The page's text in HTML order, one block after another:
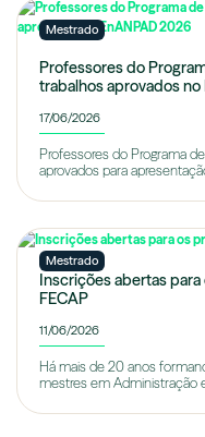
Mestrado
Professores do
trabalhos aprovados
17/06/2026
Professores do Programa
aprovados para
Mestrado
Inscrições abertas
FECAP
11/06/2026
Há mais de 20 anos
mestres em Administração